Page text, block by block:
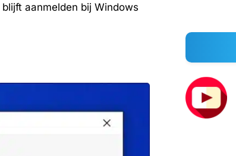
aanmelden bij Windows